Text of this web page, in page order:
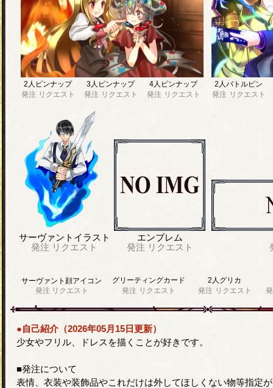
2人ピンナップ
発注 リクエスト
3人ピンナップ
発注 リクエスト
4人ピンナップ
発注 リクエスト
2人バトルピン
発注 リクエスト
サーヴァントイラスト
発注 リクエスト
エンブレム
発注 リクエスト
サーヴァント顔アイコン
発注 リクエスト
グリーティングカード
発注 リクエスト
2人グリカ
発注 リクエスト
●自己紹介（2026年05月15日更新）
少女やフリル、ドレスを描くことが好きです。
■発注について
表情、衣装や装飾品やこれだけは外してほしくない物等指定